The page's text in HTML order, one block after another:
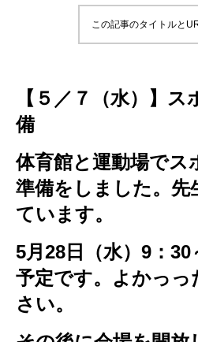
この記事のタイトルと
【５／７（水）】
備
体育館と運動場でス
準備をしました。先
ています。
5月28日（水）9：
予定です。よかっっ
さい。